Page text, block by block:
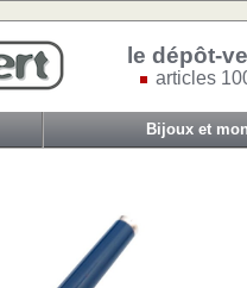
le dépôt-
articles
Bijoux et